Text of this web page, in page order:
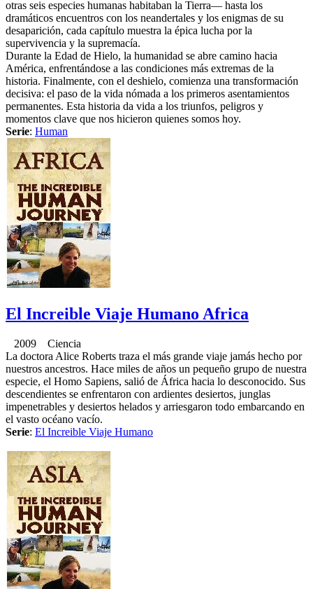
otras seis especies humanas habitaban la Tierra— hasta los
dramáticos encuentros con los neandertales y los enigmas de su
desaparición, cada capítulo muestra la épica lucha por la
supervivencia y la supremacía.
Durante la Edad de Hielo, la humanidad se abre camino hacia
América, enfrentándose a las condiciones más extremas de la
historia. Finalmente, con el deshielo, comienza una transformación
decisiva: el paso de la vida nómada a los primeros asentamientos
permanentes. Esta historia da vida a los triunfos, peligros y
momentos clave que nos hicieron quienes somos hoy.
Serie: Human
El Increible Viaje Humano Africa
2009 Ciencia
La doctora Alice Roberts traza el más grande viaje jamás hecho por
nuestros ancestros. Hace miles de años un pequeño grupo de nuestra
especie, el Homo Sapiens, salió de África hacia lo desconocido. Sus
descendientes se enfrentaron con ardientes desiertos, junglas
impenetrables y desiertos helados y arriesgaron todo embarcando en
el vasto océano vacío.
Serie: El Increible Viaje Humano